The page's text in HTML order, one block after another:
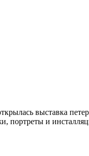
выставка
портреты и